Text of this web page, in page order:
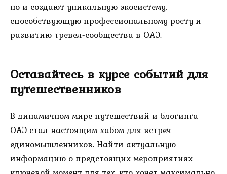
но и создают уникальную экосистему,
способствующую профессиональному росту и
развитию тревел-сообщества в ОАЭ.
Оставайтесь в курсе событий для
путешественников
В динамичном мире путешествий и блогинга
ОАЭ стал настоящим хабом для встреч
единомышленников. Найти актуальную
информацию о предстоящих мероприятиях —